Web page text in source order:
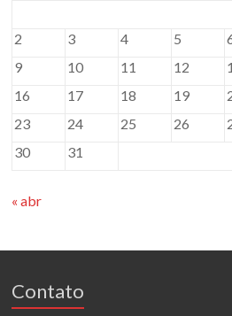
2
3 4 5
9
10 11 12
16
17 18 19
23
24 25 26
30
31
« abr
Contato